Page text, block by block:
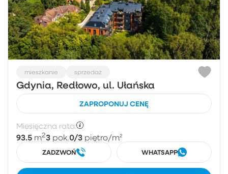
mieszkanie sprzedaż
Gdynia, Redłowo, ul. Ułańska
ZAPROPONUJ CENĘ
Miesięczna rata:
93.5 m23 pok.0/3 piętro/m²
ZADZWOŃ WHATSAPP